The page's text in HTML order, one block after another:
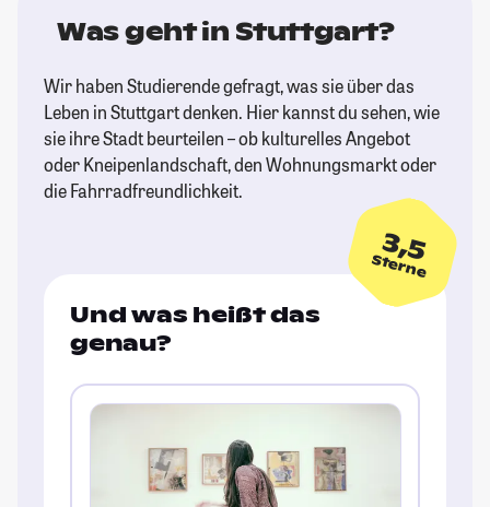
Was geht in Stuttgart?
Wir haben Studierende gefragt, was sie über das
Leben in Stuttgart denken. Hier kannst du sehen, wie
sie ihre Stadt beurteilen – ob kulturelles Angebot
oder Kneipenlandschaft, den Wohnungsmarkt oder
die Fahrradfreundlichkeit.
3,5
Sterne
Und was heißt das
genau?